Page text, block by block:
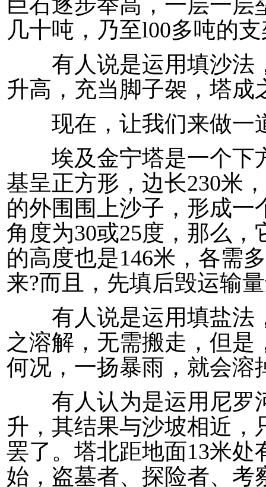
几十吨，乃至l00多吨的
有人说是运用填沙法
升高，充当脚子袈，塔成
现在，让我们来做一
埃及金宁塔是一个下
基呈正方形，边长230米
的外围围上沙子，形成一
角度为30或25度，那么，
的高度也是146米，各需
来?而且，先填后毁运输
有人说是运用填盐法
之溶解，无需搬走，但
何况，一扬暴雨，就会溶
有人认为是运用尼罗
升，其结果与沙坡相近，
罢了。塔北距地面13米
始，盗墓者、探险者、考